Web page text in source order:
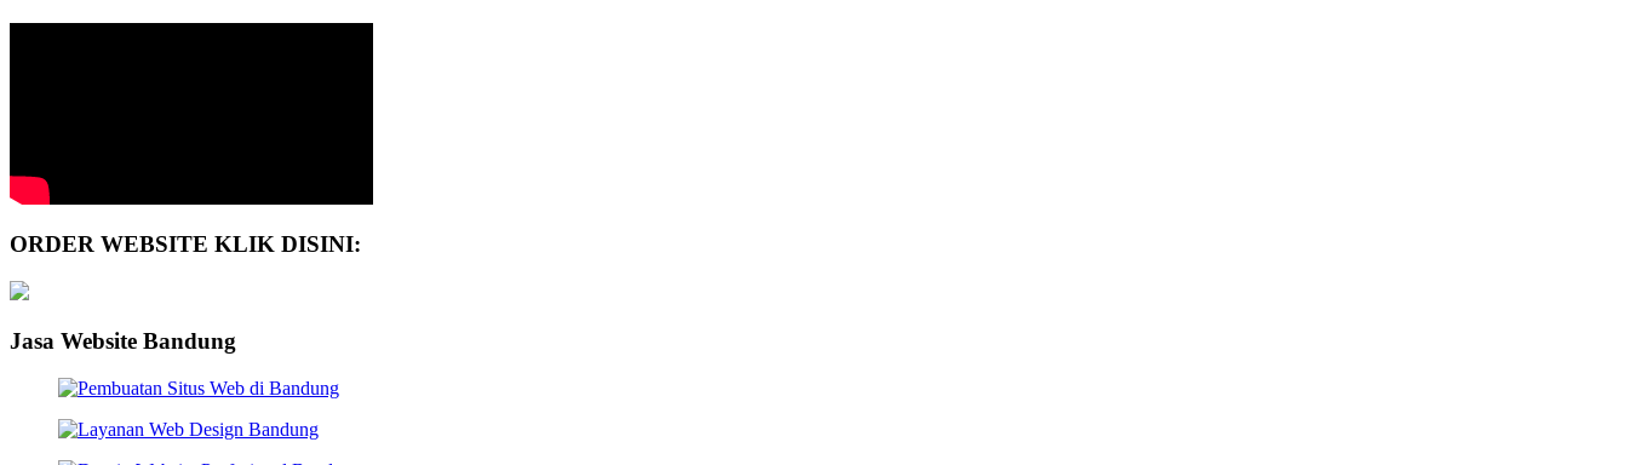
ORDER WEBSITE KLIK DISINI:
Jasa Website Bandung